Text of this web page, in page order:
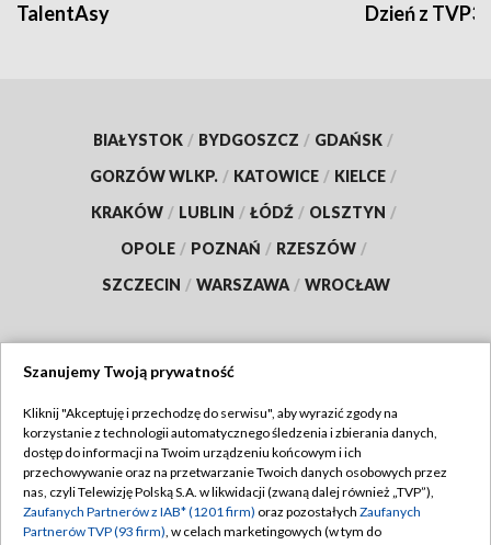
TalentAsy Dzień z TVP3
BIAŁYSTOK / BYDGOSZCZ / GDAŃSK /
GORZÓW WLKP. / KATOWICE / KIELCE /
KRAKÓW / LUBLIN / ŁÓDŹ / OLSZTYN /
OPOLE / POZNAŃ / RZESZÓW /
SZCZECIN / WARSZAWA / WROCŁAW
TVP
Abonament TVP
Emisja w TVP
Regulamin TVP
Polityka prywatności
Szanujemy Twoją prywatność
Kliknij "Akceptuję i przechodzę do serwisu", aby wyrazić zgody na
korzystanie z technologii automatycznego śledzenia i zbierania danych,
dostęp do informacji na Twoim urządzeniu końcowym i ich
przechowywanie oraz na przetwarzanie Twoich danych osobowych przez
nas, czyli Telewizję Polską S.A. w likwidacji (zwaną dalej również „TVP”),
Zaufanych Partnerów z IAB* (1201 firm) oraz pozostałych Zaufanych
Partnerów TVP (93 firm), w celach marketingowych (w tym do